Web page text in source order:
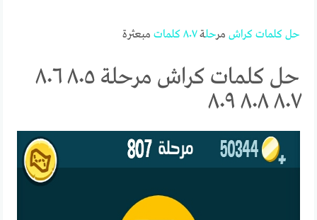
حل كلمات كراش مرحلة٨٠٧ كلمات مبعثرة
حل كلمات كراش مرحلة ٨٠٥ ٨٠٦
٨٠٧ ٨٠٨ ٨٠٩